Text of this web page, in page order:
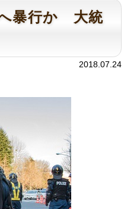
暴行か 大統
2018.07.24